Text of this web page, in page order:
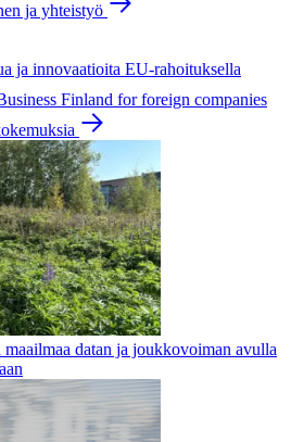
ja yhteistyö
ja innovaatioita EU-rahoituksella
Finland for foreign companies
maailmaa datan ja joukkovoiman avulla